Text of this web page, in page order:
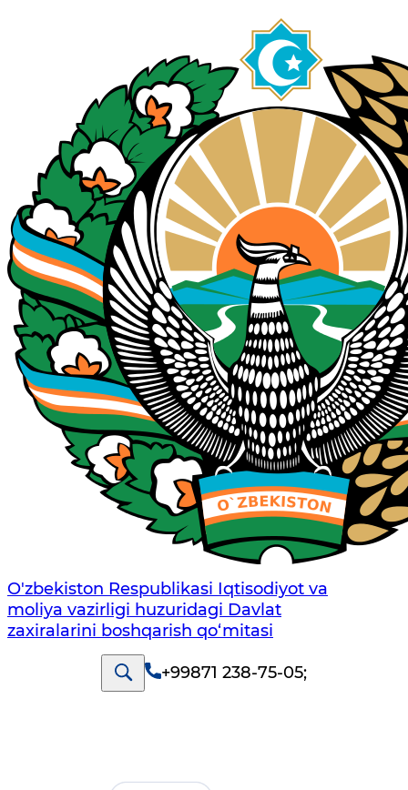
O'zbekiston Respublikasi Iqtisodiyot va
moliya vazirligi huzuridаgi Dаvlаt
zаxirаlаrini boshqаrish qo‘mitаsi
+99871 238-75-05;